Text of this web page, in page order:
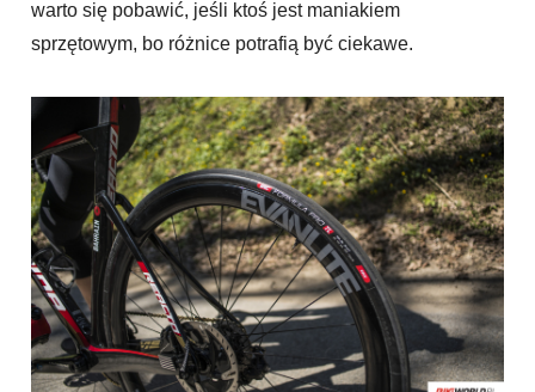
warto się pobawić, jeśli ktoś jest maniakiem
sprzętowym, bo różnice potrafią być ciekawe.